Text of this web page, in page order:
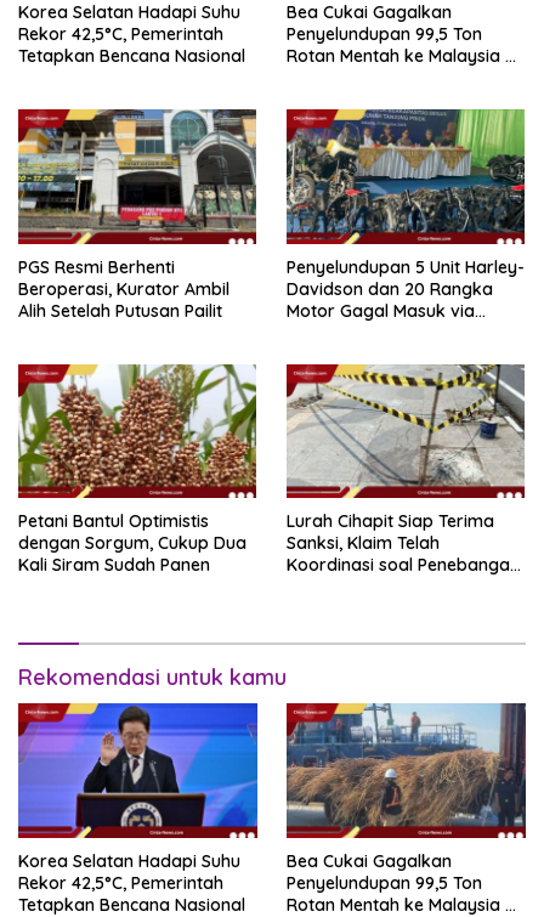
Korea Selatan Hadapi Suhu
Rekor 42,5°C, Pemerintah
Tetapkan Bencana Nasional
Bea Cukai Gagalkan
Penyelundupan 99,5 Ton
Rotan Mentah ke Malaysia di
PGS Resmi Berhenti
Beroperasi, Kurator Ambil
Alih Setelah Putusan Pailit
Penyelundupan 5 Unit Harley-
Davidson dan 20 Rangka
Motor Gagal Masuk via
Petani Bantul Optimistis
dengan Sorgum, Cukup Dua
Kali Siram Sudah Panen
Lurah Cihapit Siap Terima
Sanksi, Klaim Telah
Koordinasi soal Penebangan
Rekomendasi untuk kamu
Korea Selatan Hadapi Suhu
Rekor 42,5°C, Pemerintah
Tetapkan Bencana Nasional
Bea Cukai Gagalkan
Penyelundupan 99,5 Ton
Rotan Mentah ke Malaysia di